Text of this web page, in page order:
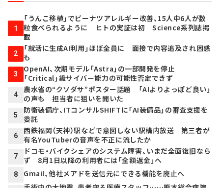
1
「うんこ移植」でピーナツアレルギー改善、15人中6人が数
粒食べられるように ヒトの実証は初 Science系列誌掲
載
2
「就活に生成AI利用」ほぼ全員に 面接で内容追及され困惑
も
3
OpenAI、次期モデル「Astra」の一部開発を停止
「Critical」級サイバー能力の可能性否定できず
4
農水省の“クソダサ”ポスター話題 「AIよりよっぽど良い」
の声も 担当者に狙いを聞いた
5
防衛装備庁、ITコンサルSHIFTに「AI装備品」の審査支援を
委託
6
西鉄福岡（天神）駅などで意図しない駅構内放送 第三者が
有名YouTuberの音声を不正に流したか
7
ドコモ・バイクシェアのシステム障害、いまだ全面復旧なら
ず 8月1日以降の利用者には「全額返金」へ
8
Gmail、他社メアドを送信元にできる機能を廃止へ